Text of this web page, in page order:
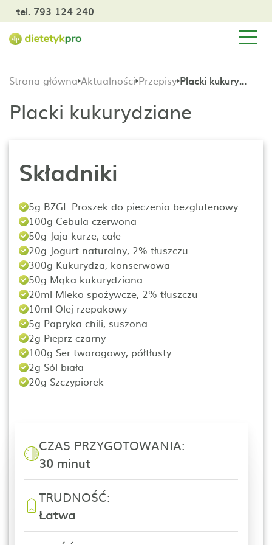
tel. 793 124 240
Strona główna Aktualności Przepisy Placki kukurydziane
Placki kukurydziane
Składniki
5g BZGL Proszek do pieczenia bezglutenowy
100g Cebula czerwona
50g Jaja kurze, całe
20g Jogurt naturalny, 2% tłuszczu
300g Kukurydza, konserwowa
50g Mąka kukurydziana
20ml Mleko spożywcze, 2% tłuszczu
10ml Olej rzepakowy
5g Papryka chili, suszona
2g Pieprz czarny
100g Ser twarogowy, półtłusty
2g Sól biała
20g Szczypiorek
CZAS PRZYGOTOWANIA:
30 minut
TRUDNOŚĆ:
Łatwa